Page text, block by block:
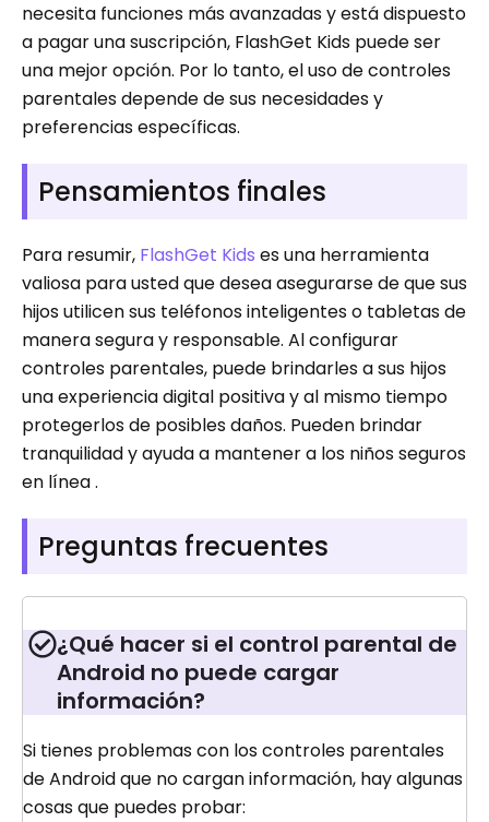
necesita funciones más avanzadas y está dispuesto
a pagar una suscripción, FlashGet Kids puede ser
una mejor opción. Por lo tanto, el uso de controles
parentales depende de sus necesidades y
preferencias específicas.
Pensamientos finales
Para resumir, FlashGet Kids es una herramienta
valiosa para usted que desea asegurarse de que sus
hijos utilicen sus teléfonos inteligentes o tabletas de
manera segura y responsable. Al configurar
controles parentales, puede brindarles a sus hijos
una experiencia digital positiva y al mismo tiempo
protegerlos de posibles daños. Pueden brindar
tranquilidad y ayuda a mantener a los niños seguros
en línea .
Preguntas frecuentes
¿Qué hacer si el control parental de
Android no puede cargar
información?
Si tienes problemas con los controles parentales
de Android que no cargan información, hay algunas
cosas que puedes probar: